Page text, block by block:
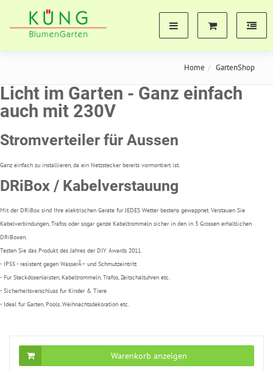
Home GartenShop
Licht im Garten - Ganz einfach
auch mit 230V
Stromverteiler für Aussen
Ganz einfach zu installieren, da ein Netzstecker bereits vormontiert ist.
DRiBox / Kabelverstauung
Mit der DRiBox sind Ihre elektrischen Gerate fur JEDES Wetter bestens gewappnet. Verstauen Sie
Kabelverbindungen, Trafos oder sogar ganze Kabeltrommeln sicher in den in 3 Grossen erhaltlichen
DRiBoxen.
Testen Sie das Produkt des Jahres der DIY Awards 2011.
- IP55 - resistent gegen WasserÂ– und Schmutzeintritt
- Fur Steckdosenleisten, Kabeltrommeln, Trafos, Zeitschaltuhren etc.
- Sicherheitsverschluss fur Kinder & Tiere
- Ideal fur Garten, Pools, Weihnachtsdekoration etc.
Warenkorb anzeigen